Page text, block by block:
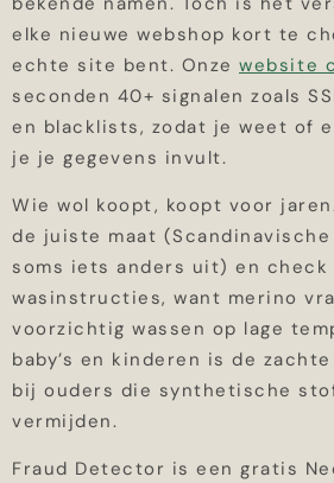
elke nieuwe webshop kort te
echte site bent. Onze website
seconden 40+ signalen zoals
en blacklists, zodat je weet of
je je gegevens invult.
Wie wol koopt, koopt voor
de juiste maat
soms iets anders uit) en check
wasinstructies, want merino
voorzichtig wassen op lage
baby’s en kinderen is de
bij ouders die synthetische
vermijden.
Fraud Detector is een gratis